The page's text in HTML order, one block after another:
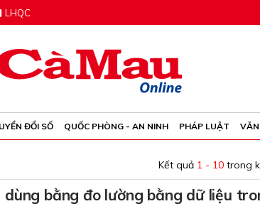
LHQC
ĐỔI SỐ QUỐC PHÒNG - AN NINH PHÁP LUẬT
Kết quả 1 - 10 trong
bằng đo lường bằng dữ liệu